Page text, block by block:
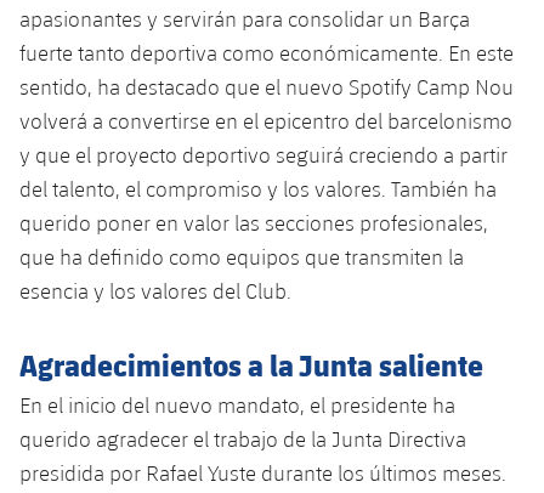
apasionantes y servirán para consolidar un Barça
fuerte tanto deportiva como económicamente. En este
sentido, ha destacado que el nuevo Spotify Camp Nou
volverá a convertirse en el epicentro del barcelonismo
y que el proyecto deportivo seguirá creciendo a partir
del talento, el compromiso y los valores. También ha
querido poner en valor las secciones profesionales,
que ha definido como equipos que transmiten la
esencia y los valores del Club.
Agradecimientos a la Junta saliente
En el inicio del nuevo mandato, el presidente ha
querido agradecer el trabajo de la Junta Directiva
presidida por Rafael Yuste durante los últimos meses.